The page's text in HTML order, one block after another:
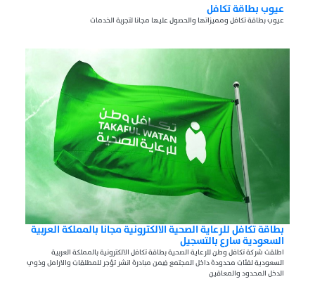
عيوب بطاقة تكافل
عيوب بطاقة تكافل ومميزاتها والحصول عليها مجانا لتجربة الخدمات
بطاقة تكافل للرعاية الصحية الالكترونية مجانا بالمملكة العربية
السعودية سارع بالتسجيل
اطلقت شركة تكافل وطن للرعاية الصحية بطاقة تكافل الالكترونية بالمملكة العربية
السعودية لفئات محدودة داخل المجتمع ضمن مبادرة انشر تؤجر للمطلقات والارامل وذوي
الدخل المحدود والمعاقين